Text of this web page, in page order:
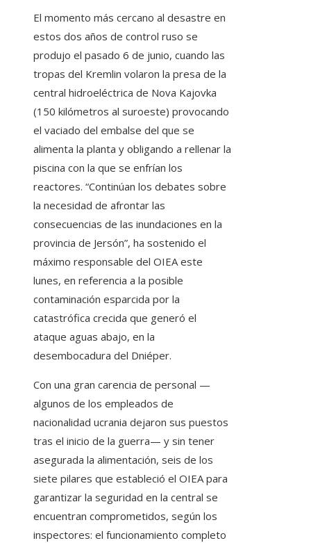
El momento más cercano al desastre en
estos dos años de control ruso se
produjo el pasado 6 de junio, cuando las
tropas del Kremlin volaron la presa de la
central hidroeléctrica de Nova Kajovka
(150 kilómetros al suroeste) provocando
el vaciado del embalse del que se
alimenta la planta y obligando a rellenar la
piscina con la que se enfrían los
reactores. “Continúan los debates sobre
la necesidad de afrontar las
consecuencias de las inundaciones en la
provincia de Jersón”, ha sostenido el
máximo responsable del OIEA este
lunes, en referencia a la posible
contaminación esparcida por la
catastrófica crecida que generó el
ataque aguas abajo, en la
desembocadura del Dniéper.
Con una gran carencia de personal —
algunos de los empleados de
nacionalidad ucrania dejaron sus puestos
tras el inicio de la guerra— y sin tener
asegurada la alimentación, seis de los
siete pilares que estableció el OIEA para
garantizar la seguridad en la central se
encuentran comprometidos, según los
inspectores: el funcionamiento completo